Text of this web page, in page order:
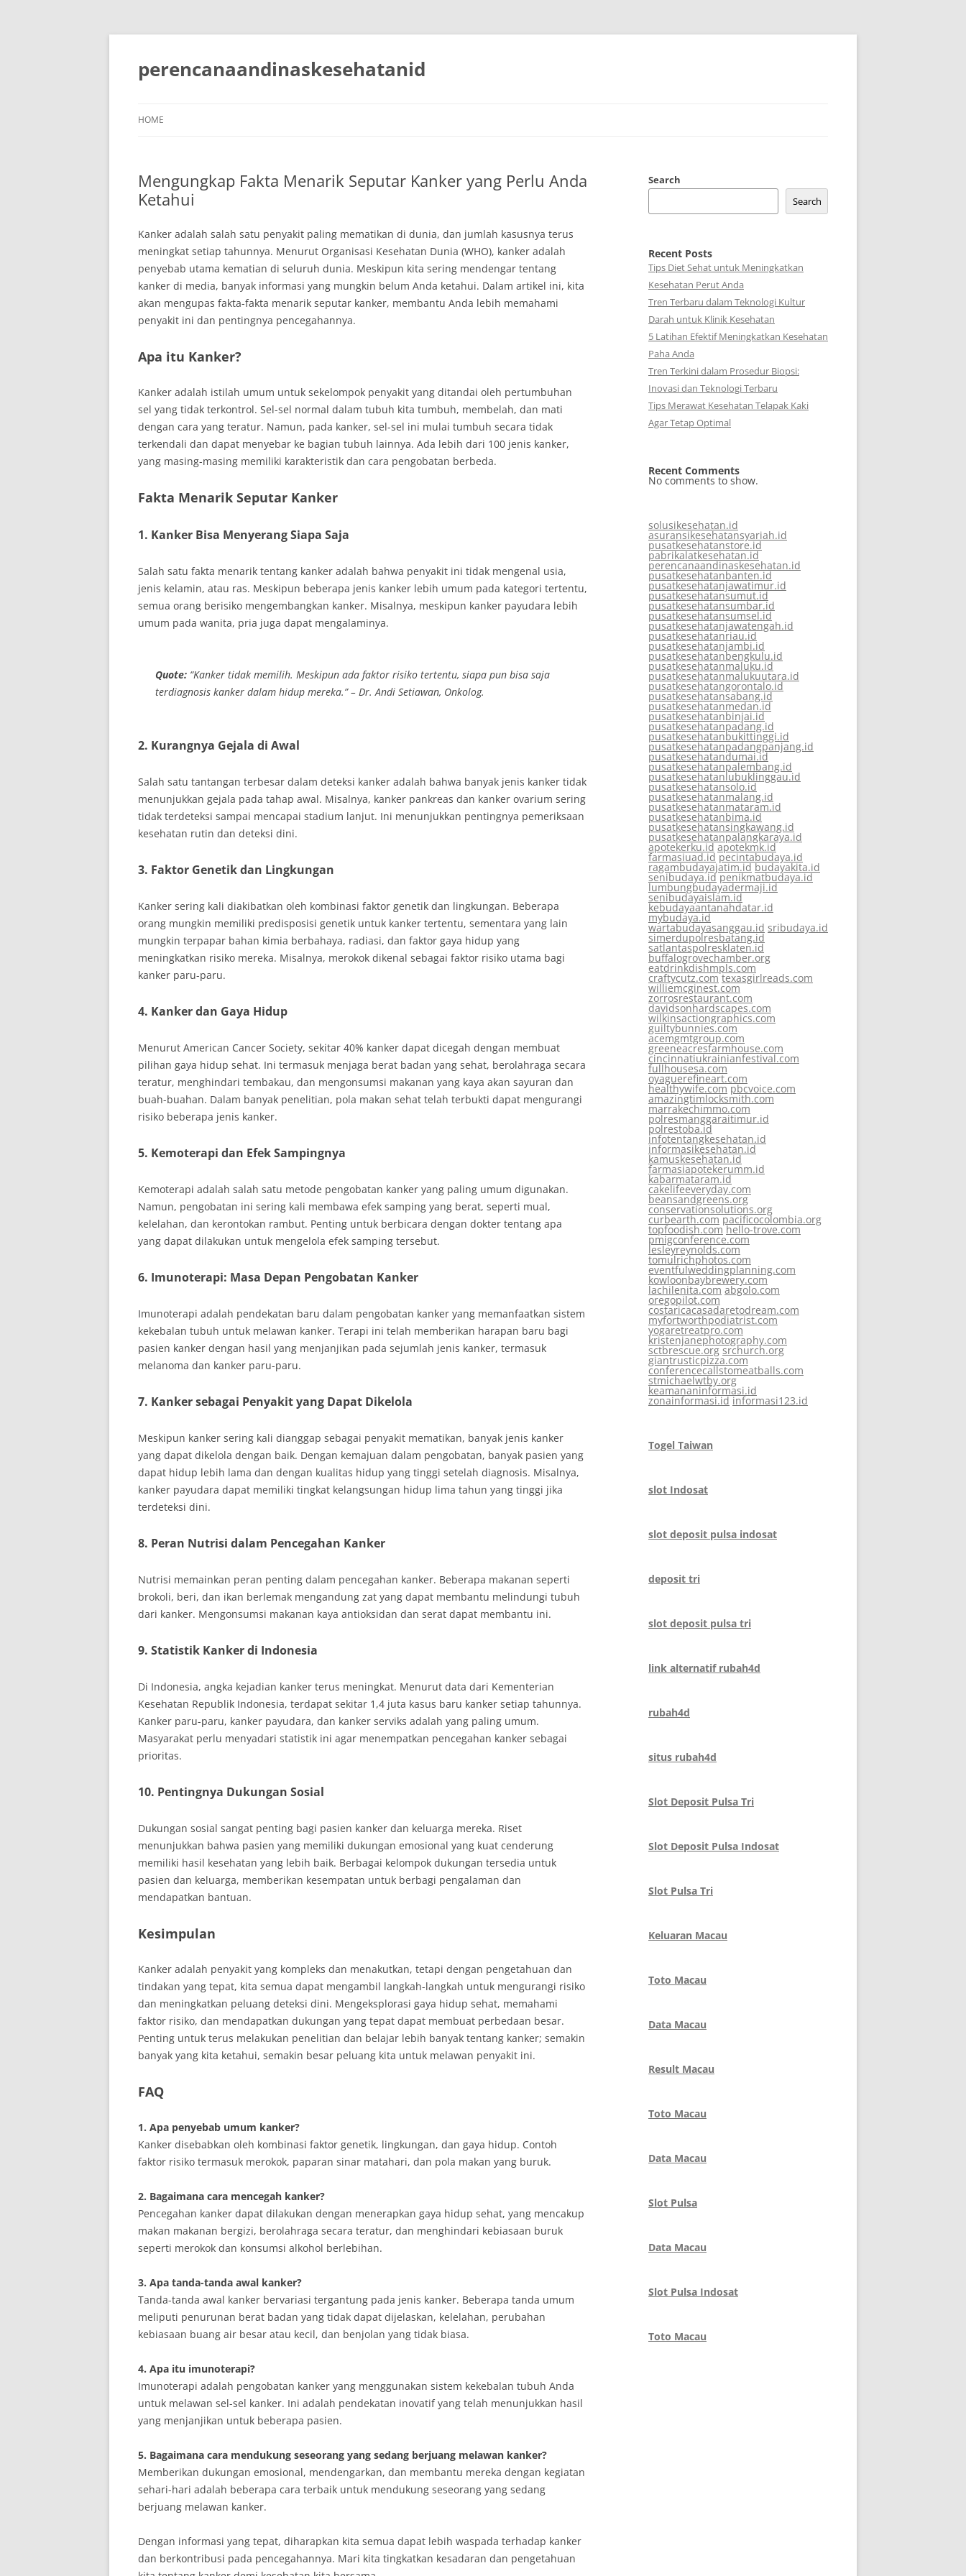
Skip
perencanaandinaskesehatanid
HOME
Mengungkap Fakta Menarik Seputar Kanker yang Perlu Anda
Ketahui
Kanker adalah salah satu penyakit paling mematikan di dunia, dan jumlah kasusnya terus
meningkat setiap tahunnya. Menurut Organisasi Kesehatan Dunia (WHO), kanker adalah
penyebab utama kematian di seluruh dunia. Meskipun kita sering mendengar tentang
kanker di media, banyak informasi yang mungkin belum Anda ketahui. Dalam artikel ini, kita
akan mengupas fakta-fakta menarik seputar kanker, membantu Anda lebih memahami
penyakit ini dan pentingnya pencegahannya.
Apa itu Kanker?
Kanker adalah istilah umum untuk sekelompok penyakit yang ditandai oleh pertumbuhan
sel yang tidak terkontrol. Sel-sel normal dalam tubuh kita tumbuh, membelah, dan mati
dengan cara yang teratur. Namun, pada kanker, sel-sel ini mulai tumbuh secara tidak
terkendali dan dapat menyebar ke bagian tubuh lainnya. Ada lebih dari 100 jenis kanker,
yang masing-masing memiliki karakteristik dan cara pengobatan berbeda.
Fakta Menarik Seputar Kanker
1. Kanker Bisa Menyerang Siapa Saja
Salah satu fakta menarik tentang kanker adalah bahwa penyakit ini tidak mengenal usia,
jenis kelamin, atau ras. Meskipun beberapa jenis kanker lebih umum pada kategori tertentu,
semua orang berisiko mengembangkan kanker. Misalnya, meskipun kanker payudara lebih
umum pada wanita, pria juga dapat mengalaminya.
Quote: “Kanker tidak memilih. Meskipun ada faktor risiko tertentu, siapa pun bisa saja
terdiagnosis kanker dalam hidup mereka.” – Dr. Andi Setiawan, Onkolog.
2. Kurangnya Gejala di Awal
Salah satu tantangan terbesar dalam deteksi kanker adalah bahwa banyak jenis kanker tidak
menunjukkan gejala pada tahap awal. Misalnya, kanker pankreas dan kanker ovarium sering
tidak terdeteksi sampai mencapai stadium lanjut. Ini menunjukkan pentingnya pemeriksaan
kesehatan rutin dan deteksi dini.
3. Faktor Genetik dan Lingkungan
Kanker sering kali diakibatkan oleh kombinasi faktor genetik dan lingkungan. Beberapa
orang mungkin memiliki predisposisi genetik untuk kanker tertentu, sementara yang lain
mungkin terpapar bahan kimia berbahaya, radiasi, dan faktor gaya hidup yang
meningkatkan risiko mereka. Misalnya, merokok dikenal sebagai faktor risiko utama bagi
kanker paru-paru.
4. Kanker dan Gaya Hidup
Menurut American Cancer Society, sekitar 40% kanker dapat dicegah dengan membuat
pilihan gaya hidup sehat. Ini termasuk menjaga berat badan yang sehat, berolahraga secara
teratur, menghindari tembakau, dan mengonsumsi makanan yang kaya akan sayuran dan
buah-buahan. Dalam banyak penelitian, pola makan sehat telah terbukti dapat mengurangi
risiko beberapa jenis kanker.
5. Kemoterapi dan Efek Sampingnya
Kemoterapi adalah salah satu metode pengobatan kanker yang paling umum digunakan.
Namun, pengobatan ini sering kali membawa efek samping yang berat, seperti mual,
kelelahan, dan kerontokan rambut. Penting untuk berbicara dengan dokter tentang apa
yang dapat dilakukan untuk mengelola efek samping tersebut.
6. Imunoterapi: Masa Depan Pengobatan Kanker
Imunoterapi adalah pendekatan baru dalam pengobatan kanker yang memanfaatkan sistem
kekebalan tubuh untuk melawan kanker. Terapi ini telah memberikan harapan baru bagi
pasien kanker dengan hasil yang menjanjikan pada sejumlah jenis kanker, termasuk
melanoma dan kanker paru-paru.
7. Kanker sebagai Penyakit yang Dapat Dikelola
Meskipun kanker sering kali dianggap sebagai penyakit mematikan, banyak jenis kanker
yang dapat dikelola dengan baik. Dengan kemajuan dalam pengobatan, banyak pasien yang
dapat hidup lebih lama dan dengan kualitas hidup yang tinggi setelah diagnosis. Misalnya,
kanker payudara dapat memiliki tingkat kelangsungan hidup lima tahun yang tinggi jika
terdeteksi dini.
8. Peran Nutrisi dalam Pencegahan Kanker
Nutrisi memainkan peran penting dalam pencegahan kanker. Beberapa makanan seperti
brokoli, beri, dan ikan berlemak mengandung zat yang dapat membantu melindungi tubuh
dari kanker. Mengonsumsi makanan kaya antioksidan dan serat dapat membantu ini.
9. Statistik Kanker di Indonesia
Di Indonesia, angka kejadian kanker terus meningkat. Menurut data dari Kementerian
Kesehatan Republik Indonesia, terdapat sekitar 1,4 juta kasus baru kanker setiap tahunnya.
Kanker paru-paru, kanker payudara, dan kanker serviks adalah yang paling umum.
Masyarakat perlu menyadari statistik ini agar menempatkan pencegahan kanker sebagai
prioritas.
10. Pentingnya Dukungan Sosial
Dukungan sosial sangat penting bagi pasien kanker dan keluarga mereka. Riset
menunjukkan bahwa pasien yang memiliki dukungan emosional yang kuat cenderung
memiliki hasil kesehatan yang lebih baik. Berbagai kelompok dukungan tersedia untuk
pasien dan keluarga, memberikan kesempatan untuk berbagi pengalaman dan
mendapatkan bantuan.
Kesimpulan
Kanker adalah penyakit yang kompleks dan menakutkan, tetapi dengan pengetahuan dan
tindakan yang tepat, kita semua dapat mengambil langkah-langkah untuk mengurangi risiko
dan meningkatkan peluang deteksi dini. Mengeksplorasi gaya hidup sehat, memahami
faktor risiko, dan mendapatkan dukungan yang tepat dapat membuat perbedaan besar.
Penting untuk terus melakukan penelitian dan belajar lebih banyak tentang kanker; semakin
banyak yang kita ketahui, semakin besar peluang kita untuk melawan penyakit ini.
FAQ
1. Apa penyebab umum kanker?
Kanker disebabkan oleh kombinasi faktor genetik, lingkungan, dan gaya hidup. Contoh
faktor risiko termasuk merokok, paparan sinar matahari, dan pola makan yang buruk.
2. Bagaimana cara mencegah kanker?
Pencegahan kanker dapat dilakukan dengan menerapkan gaya hidup sehat, yang mencakup
makan makanan bergizi, berolahraga secara teratur, dan menghindari kebiasaan buruk
seperti merokok dan konsumsi alkohol berlebihan.
3. Apa tanda-tanda awal kanker?
Tanda-tanda awal kanker bervariasi tergantung pada jenis kanker. Beberapa tanda umum
meliputi penurunan berat badan yang tidak dapat dijelaskan, kelelahan, perubahan
kebiasaan buang air besar atau kecil, dan benjolan yang tidak biasa.
4. Apa itu imunoterapi?
Imunoterapi adalah pengobatan kanker yang menggunakan sistem kekebalan tubuh Anda
untuk melawan sel-sel kanker. Ini adalah pendekatan inovatif yang telah menunjukkan hasil
yang menjanjikan untuk beberapa pasien.
5. Bagaimana cara mendukung seseorang yang sedang berjuang melawan kanker?
Memberikan dukungan emosional, mendengarkan, dan membantu mereka dengan kegiatan
sehari-hari adalah beberapa cara terbaik untuk mendukung seseorang yang sedang
berjuang melawan kanker.
Dengan informasi yang tepat, diharapkan kita semua dapat lebih waspada terhadap kanker
dan berkontribusi pada pencegahannya. Mari kita tingkatkan kesadaran dan pengetahuan
Search
Search
Recent Posts
Tips Diet Sehat untuk Meningkatkan
Kesehatan Perut Anda
Tren Terbaru dalam Teknologi Kultur
Darah untuk Klinik Kesehatan
5 Latihan Efektif Meningkatkan Kesehatan
Paha Anda
Tren Terkini dalam Prosedur Biopsi:
Inovasi dan Teknologi Terbaru
Tips Merawat Kesehatan Telapak Kaki
Agar Tetap Optimal
Recent Comments
No comments to show.
solusikesehatan.id
asuransikesehatansyariah.id
pusatkesehatanstore.id
pabrikalatkesehatan.id
perencanaandinaskesehatan.id
pusatkesehatanbanten.id
pusatkesehatanjawatimur.id
pusatkesehatansumut.id
pusatkesehatansumbar.id
pusatkesehatansumsel.id
pusatkesehatanjawatengah.id
pusatkesehatanriau.id
pusatkesehatanjambi.id
pusatkesehatanbengkulu.id
pusatkesehatanmaluku.id
pusatkesehatanmalukuutara.id
pusatkesehatangorontalo.id
pusatkesehatansabang.id
pusatkesehatanmedan.id
pusatkesehatanbinjai.id
pusatkesehatanpadang.id
pusatkesehatanbukittinggi.id
pusatkesehatanpadangpanjang.id
pusatkesehatandumai.id
pusatkesehatanpalembang.id
pusatkesehatanlubuklinggau.id
pusatkesehatansolo.id
pusatkesehatanmalang.id
pusatkesehatanmataram.id
pusatkesehatanbima.id
pusatkesehatansingkawang.id
pusatkesehatanpalangkaraya.id
apotekerku.id apotekmk.id
farmasiuad.id pecintabudaya.id
ragambudayajatim.id budayakita.id
senibudaya.id penikmatbudaya.id
lumbungbudayadermaji.id
senibudayaislam.id
kebudayaantanahdatar.id
mybudaya.id
wartabudayasanggau.id sribudaya.id
simerdupolresbatang.id
satlantaspolresklaten.id
buffalogrovechamber.org
eatdrinkdishmpls.com
craftycutz.com texasgirlreads.com
williemcginest.com
zorrosrestaurant.com
davidsonhardscapes.com
wilkinsactiongraphics.com
guiltybunnies.com
acemgmtgroup.com
greeneacresfarmhouse.com
cincinnatiukrainianfestival.com
fullhousesa.com
oyaguerefineart.com
healthywife.com pbcvoice.com
amazingtimlocksmith.com
marrakechimmo.com
polresmanggaraitimur.id
polrestoba.id
infotentangkesehatan.id
informasikesehatan.id
kamuskesehatan.id
farmasiapotekerumm.id
kabarmataram.id
cakelifeeveryday.com
beansandgreens.org
conservationsolutions.org
curbearth.com pacificocolombia.org
topfoodish.com hello-trove.com
pmigconference.com
lesleyreynolds.com
tomulrichphotos.com
eventfulweddingplanning.com
kowloonbaybrewery.com
lachilenita.com abgolo.com
oregopilot.com
costaricacasadaretodream.com
myfortworthpodiatrist.com
yogaretreatpro.com
kristenjanephotography.com
sctbrescue.org srchurch.org
giantrusticpizza.com
conferencecallstomeatballs.com
stmichaelwtby.org
keamananinformasi.id
zonainformasi.id informasi123.id
Togel Taiwan
slot Indosat
slot deposit pulsa indosat
deposit tri
slot deposit pulsa tri
link alternatif rubah4d
rubah4d
situs rubah4d
Slot Deposit Pulsa Tri
Slot Deposit Pulsa Indosat
Slot Pulsa Tri
Keluaran Macau
Toto Macau
Data Macau
Result Macau
Toto Macau
Data Macau
Slot Pulsa
Data Macau
Slot Pulsa Indosat
Toto Macau